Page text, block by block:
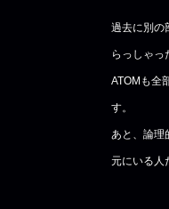
過去に別の
らっしゃっ
ATOMも全
す。
あと、論理
元にいる人